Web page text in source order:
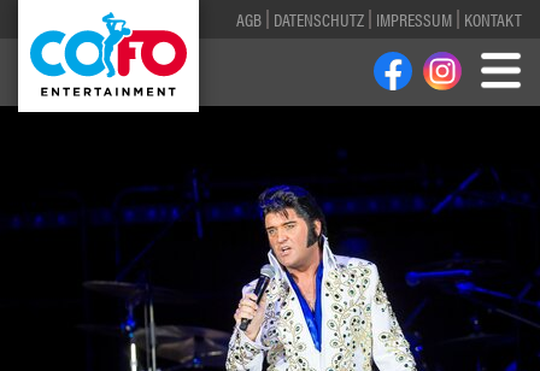
AGB DATENSCHUTZ IMPRESSUM KONTAKT